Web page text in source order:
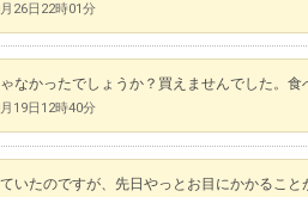
26日22時01分
なかったでしょうか？買えませんでした。食
19日12時40分
いたのですが、先日やっとお目にかかるこ